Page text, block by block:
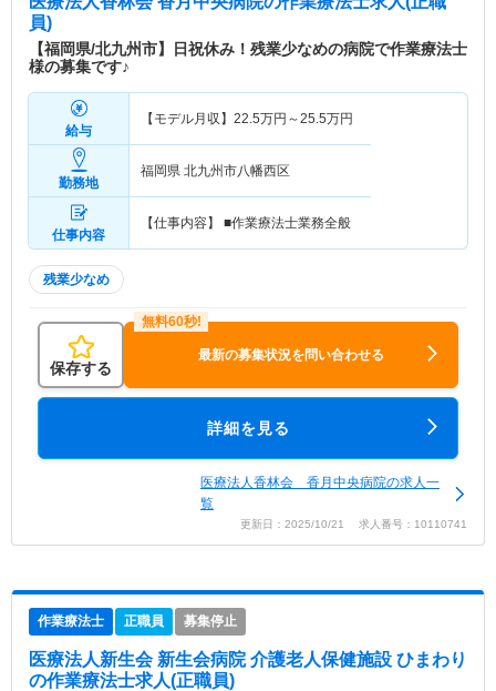
員)
【福岡県/北九州市】日祝休み！残業少なめの病院で作業療法士
様の募集です♪
給与
【モデル月収】 22.5万円～25.5万円
勤務地
福岡県 北九州市八幡西区
仕事内容
【仕事内容】 ■作業療法士業務全般
残業少なめ
保存する
最新の募集状況を問い合わせる
詳細を見る
医療法人香林会 香月中央病院の求人一
覧
更新日：2025/10/21 求人番号：10110741
作業療法士 正職員 募集停止
医療法人新生会 新生会病院 介護老人保健施設 ひまわり
の作業療法士求人(正職員)